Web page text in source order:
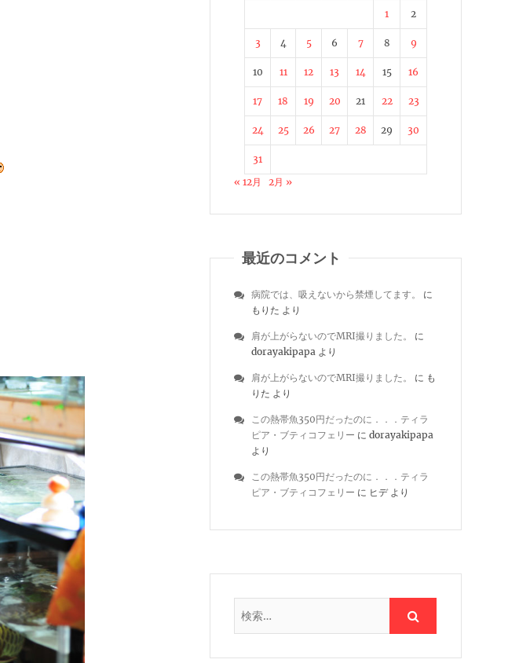
1 2
3 4 5 6 7 8 9
10 11 12 13 14 15 16
17 18 19 20 21 22 23
24 25 26 27 28 29 30
31
« 12月
2月 »
最近のコメント
病院では、吸えないから禁煙してます。
に
もりた より
肩が上がらないのでMRI撮りました。
に
dorayakipapa より
肩が上がらないのでMRI撮りました。 に も
りた より
この熱帯魚350円だったのに．．．ティラ
ピア・ブティコフェリー に dorayakipapa
より
この熱帯魚350円だったのに．．．ティラ
ピア・ブティコフェリー に ヒデより